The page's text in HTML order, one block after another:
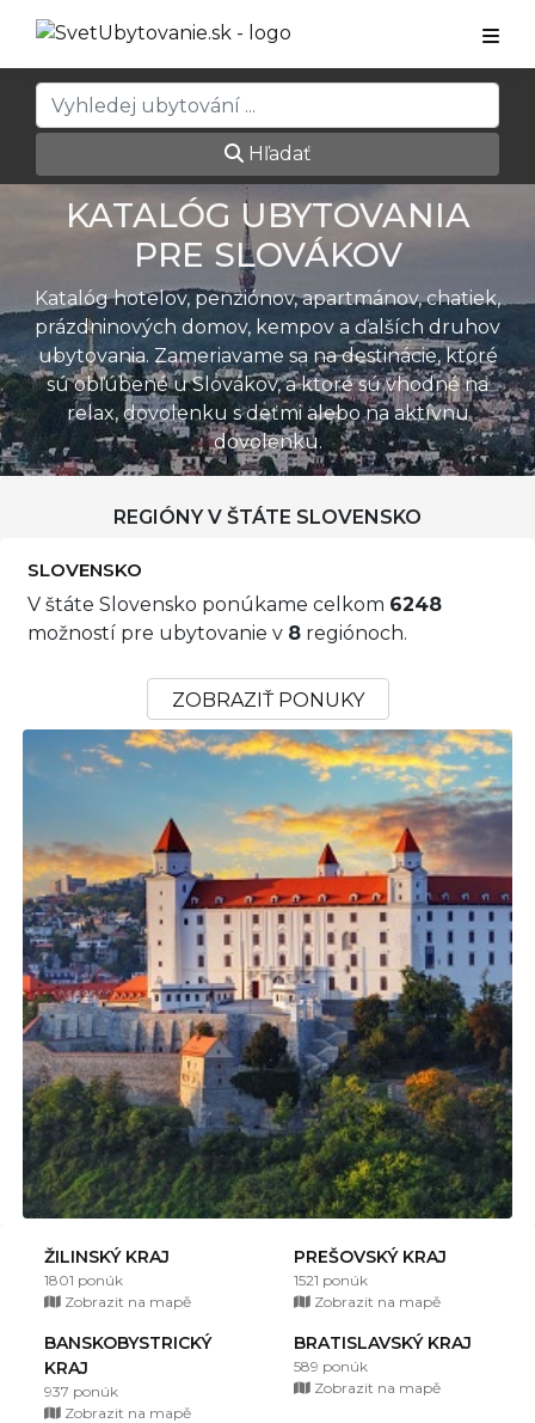
Hľadať
KATALÓG UBYTOVANIA
PRE SLOVÁKOV
Katalóg hotelov, penziónov, apartmánov, chatiek,
prázdninových domov, kempov a ďalších druhov
ubytovania. Zameriavame sa na destinácie, ktoré
sú obľúbené u Slovákov, a ktoré sú vhodné na
relax, dovolenku s deťmi alebo na aktívnu
dovolenku.
REGIÓNY V ŠTÁTE SLOVENSKO
SLOVENSKO
V štáte Slovensko ponúkame celkom 6248
možností pre ubytovanie v 8 regiónoch.
ZOBRAZIŤ PONUKY
ŽILINSKÝ KRAJ
1801 ponúk
Zobrazit na mapě
PREŠOVSKÝ KRAJ
1521 ponúk
Zobrazit na mapě
BANSKOBYSTRICKÝ
KRAJ
937 ponúk
Zobrazit na mapě
BRATISLAVSKÝ KRAJ
589 ponúk
Zobrazit na mapě